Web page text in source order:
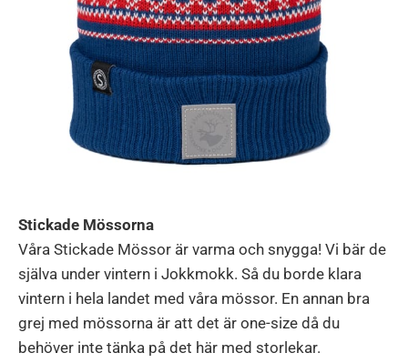
Stickade Mössorna
Våra Stickade Mössor är varma och snygga! Vi bär de
själva under vintern i Jokkmokk. Så du borde klara
vintern i hela landet med våra mössor. En annan bra
grej med mössorna är att det är one-size då du
behöver inte tänka på det här med storlekar.